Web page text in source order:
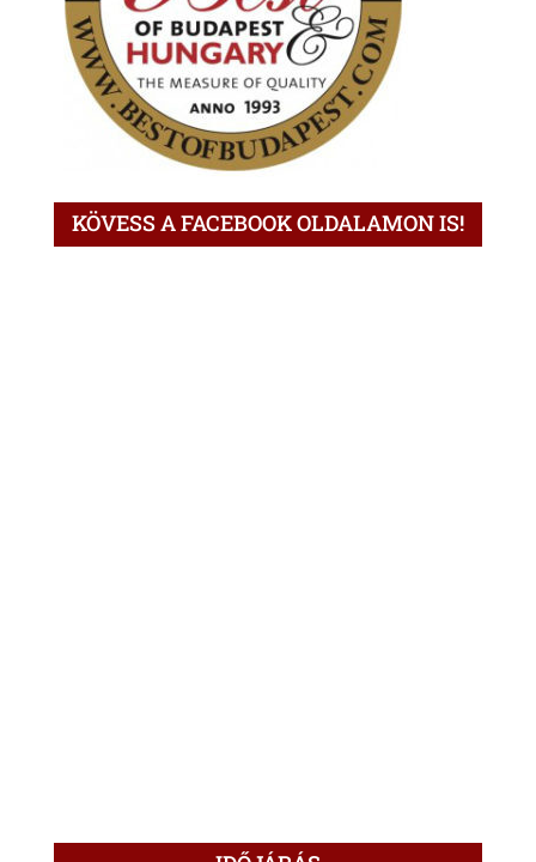
KÖVESS A FACEBOOK OLDALAMON IS!